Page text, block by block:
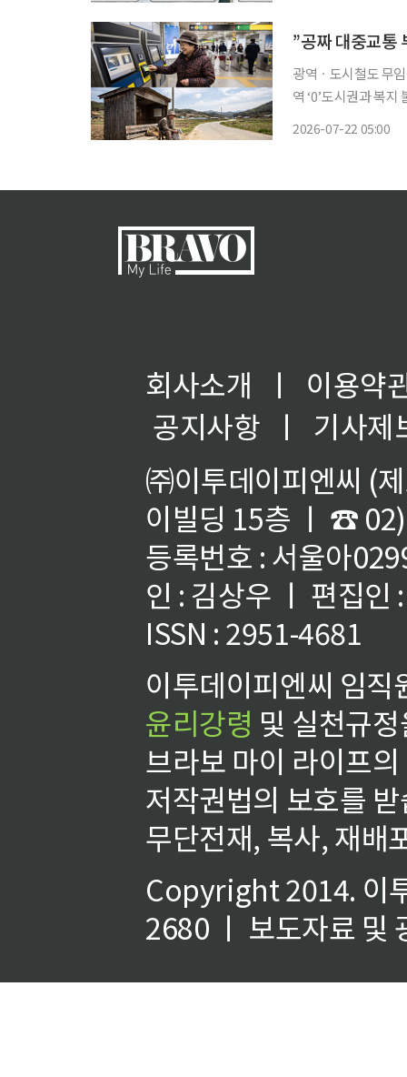
광역ㆍ도시철도 무
역 ‘0’도시권과 복지 불균형도 심각 “자가용이 없으면
2026-07-22 05:00
회사소개 ㅣ
이용약
공지사항
ㅣ
기사제
㈜이투데이피엔씨 (
이빌딩 15층 ㅣ ☎
등록번호 : 서울아
인 : 김상우 ㅣ 편집인
ISSN : 2951-4681
이투데이피엔씨 임
윤리강령 및 실천규
브라보 마이 라이프
저작권법의 보호를
무단전재, 복사, 재배
Copyright 2014. 이
2680 ㅣ 보도자료